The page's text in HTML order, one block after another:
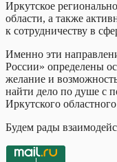
Иркутское
области, а также
к сотрудничеству в
Именно эти
России» определены
желание и
найти дело по душе с
Иркутского
Будем рады